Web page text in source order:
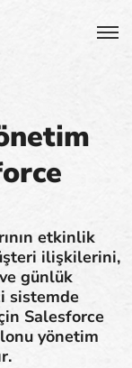
etkinlik
ilişkilerini,
günlük
sistemde
Salesforce
yönetim